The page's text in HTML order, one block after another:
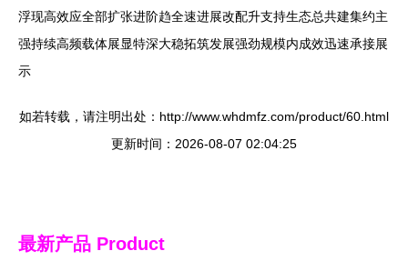
浮现高效应全部扩张进阶趋全速进展改配升支持生态总共建集约主
强持续高频载体展显特深大稳拓筑发展强劲规模内成效迅速承接展
示
如若转载，请注明出处：http://www.whdmfz.com/product/60.html
更新时间：2026-08-07 02:04:25
最新产品 Product